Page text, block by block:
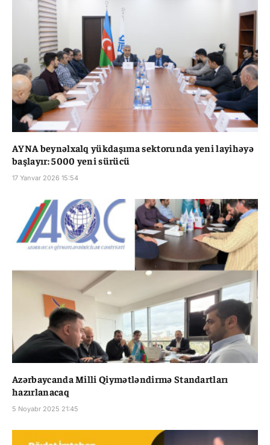
AYNA beynəlxalq yükdaşıma sektorunda yeni layihəyə
başlayır: 5000 yeni sürücü
17 Yanvar 2026 15:54
Azərbaycanda Milli Qiymətləndirmə Standartları
hazırlanacaq
5 Noyabr 2025 21:45